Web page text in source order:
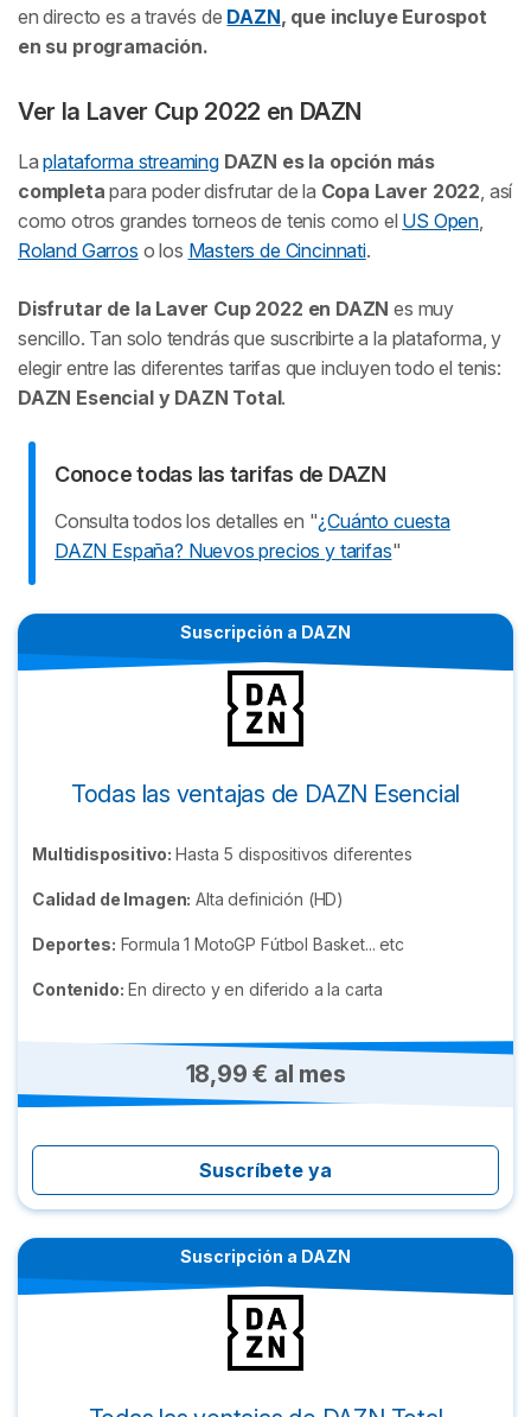
en directo es a través de DAZN, que incluye Eurospot
en su programación.
Ver la Laver Cup 2022 en DAZN
Laplataforma streamingDAZN es la opción más
completa para poder disfrutar de la Copa Laver 2022, así
como otros grandes torneos de tenis como el US Open,
Roland Garros o los Masters de Cincinnati.
Disfrutar de la Laver Cup 2022 en DAZN es muy
sencillo. Tan solo tendrás que suscribirte a la plataforma, y
elegir entre las diferentes tarifas que incluyen todo el tenis:
DAZN Esencial y DAZN Total.
Conoce todas las tarifas de DAZN
Consulta todos los detalles en "¿Cuánto cuesta
DAZN España? Nuevos precios y tarifas"
Suscripción a DAZN
Todas las ventajas de DAZN Esencial
Multidispositivo: Hasta 5 dispositivos diferentes
Calidad de Imagen: Alta definición (HD)
Deportes: Formula 1 MotoGP Fútbol Basket... etc
Contenido: En directo y en diferido a la carta
18,99 € al mes
Suscríbete ya
Suscripción a DAZN